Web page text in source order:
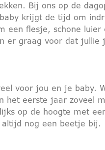
Bij ons op de
krijgt de tijd om
een flesje, schone
er graag voor dat jullie
voor jou en je baby.
het eerste jaar zoveel
op de hoogte met
nog een beetje bij.